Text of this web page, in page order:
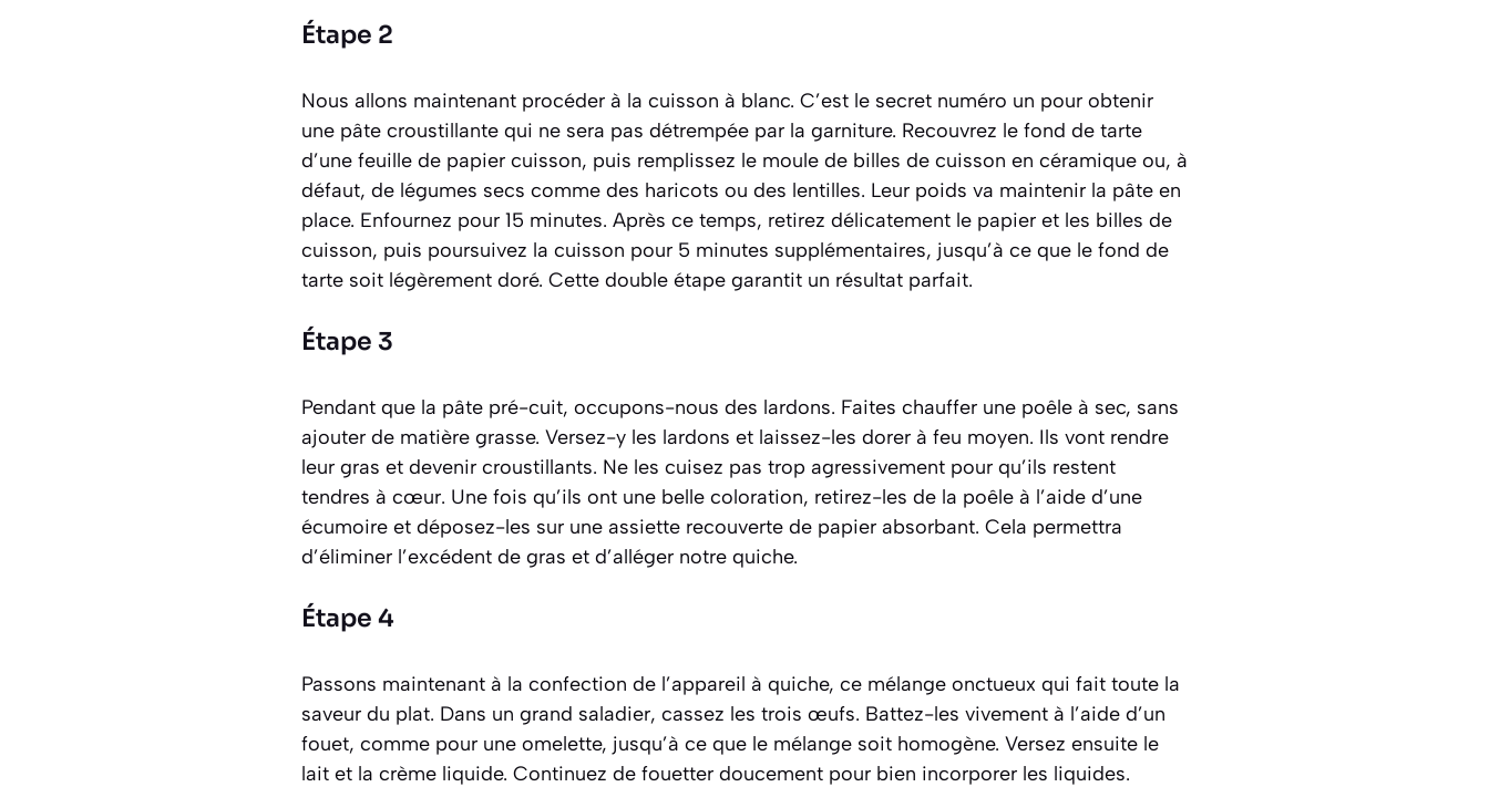
Étape 2
Nous allons maintenant procéder à la cuisson à blanc. C’est le secret numéro un pour obtenir
une pâte croustillante qui ne sera pas détrempée par la garniture. Recouvrez le fond de tarte
d’une feuille de papier cuisson, puis remplissez le moule de billes de cuisson en céramique ou, à
défaut, de légumes secs comme des haricots ou des lentilles. Leur poids va maintenir la pâte en
place. Enfournez pour 15 minutes. Après ce temps, retirez délicatement le papier et les billes de
cuisson, puis poursuivez la cuisson pour 5 minutes supplémentaires, jusqu’à ce que le fond de
tarte soit légèrement doré. Cette double étape garantit un résultat parfait.
Étape 3
Pendant que la pâte pré-cuit, occupons-nous des lardons. Faites chauffer une poêle à sec, sans
ajouter de matière grasse. Versez-y les lardons et laissez-les dorer à feu moyen. Ils vont rendre
leur gras et devenir croustillants. Ne les cuisez pas trop agressivement pour qu’ils restent
tendres à cœur. Une fois qu’ils ont une belle coloration, retirez-les de la poêle à l’aide d’une
écumoire et déposez-les sur une assiette recouverte de papier absorbant. Cela permettra
d’éliminer l’excédent de gras et d’alléger notre quiche.
Étape 4
Passons maintenant à la confection de l’appareil à quiche, ce mélange onctueux qui fait toute la
saveur du plat. Dans un grand saladier, cassez les trois œufs. Battez-les vivement à l’aide d’un
fouet, comme pour une omelette, jusqu’à ce que le mélange soit homogène. Versez ensuite le
lait et la crème liquide. Continuez de fouetter doucement pour bien incorporer les liquides.